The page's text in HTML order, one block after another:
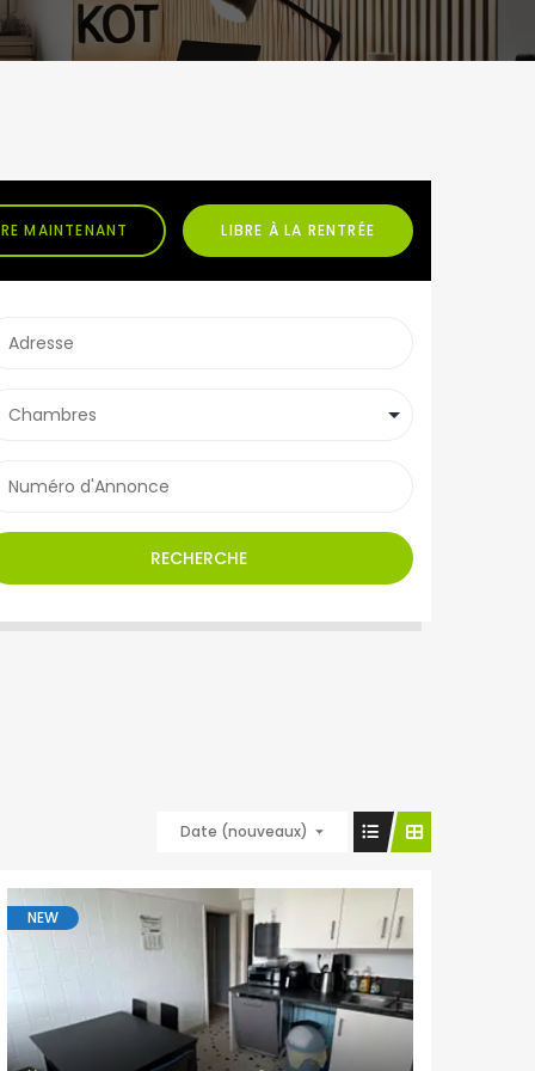
MAINTENANT LIBRE À LA RENTRÉE
RECHERCHE
Date (nouveaux)
NEW